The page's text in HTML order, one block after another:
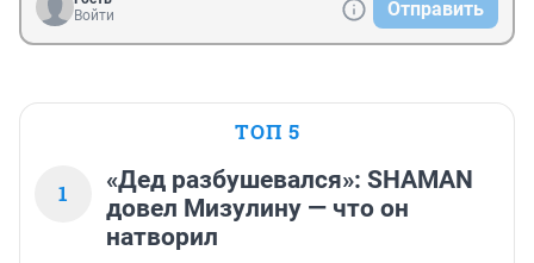
Войти
Отправить
ТОП 5
1
«Дед разбушевался»: SHAMAN
довел Мизулину — что он
натворил